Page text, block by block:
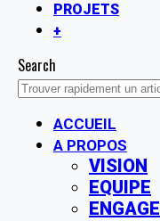
PROJETS
+
Search
ACCUEIL
A PROPOS
VISION
EQUIPE